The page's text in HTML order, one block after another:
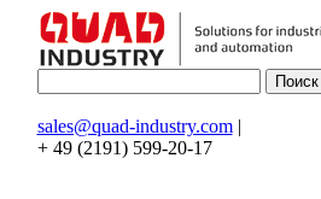
sales@quad-industry.com|
+ 49 (2191) 599-20-17